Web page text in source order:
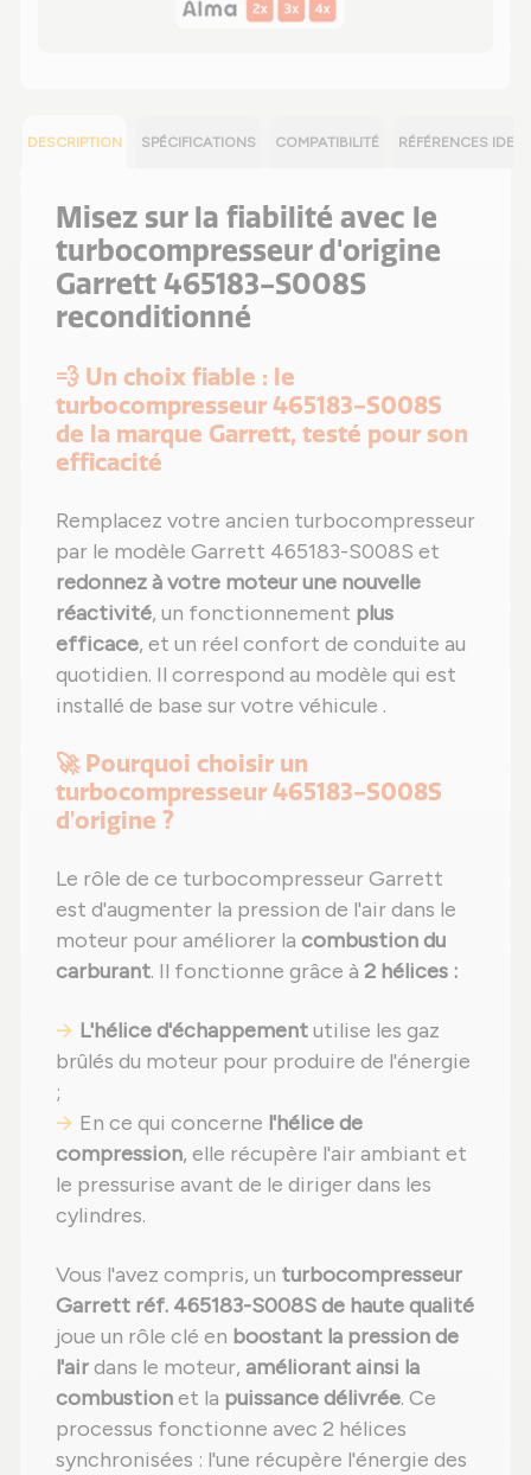
DESCRIPTION SPÉCIFICATIONS COMPATIBILITÉ RÉFÉRENCES
Misez sur la fiabilité avec le
turbocompresseur d'origine
Garrett 465183-S008S
reconditionné
💨 Un choix fiable : le
turbocompresseur 465183-S008S
de la marque Garrett, testé pour son
efficacité
Remplacez votre ancien turbocompresseur
par le modèle Garrett 465183-S008S et
redonnez à votre moteur une nouvelle
réactivité, un fonctionnement plus
efficace, et un réel confort de conduite au
quotidien. Il correspond au modèle qui est
installé de base sur votre véhicule .
🚀 Pourquoi choisir un
turbocompresseur 465183-S008S
d'origine ?
Le rôle de ce turbocompresseur Garrett
est d'augmenter la pression de l'air dans le
moteur pour améliorer la combustion du
carburant. Il fonctionne grâce à 2 hélices :
L'hélice d'échappementutilise les gaz
brûlés du moteur pour produire de l'énergie
;
En ce qui concerne l'hélice de
compression, elle récupère l'air ambiant et
le pressurise avant de le diriger dans les
cylindres.
Vous l'avez compris, un turbocompresseur
Garrett réf. 465183-S008S de haute qualité
joue un rôle clé en boostant la pression de
l'airdans le moteur, améliorant ainsi la
combustionet la puissance délivrée. Ce
processus fonctionne avec 2 hélices
synchronisées : l'une récupère l'énergie des